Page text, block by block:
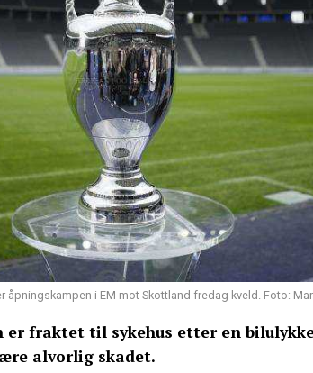
åpningskampen i EM mot Skottland fredag kveld. Foto:
fraktet til sykehus etter en
alvorlig skadet.